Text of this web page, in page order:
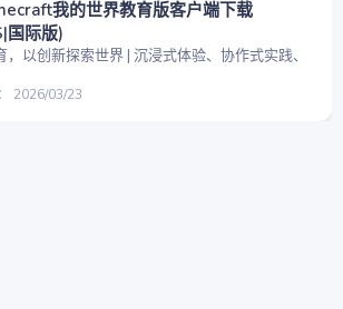
我的世界教育版客户端下载
国际版)
，以创新探索世界 | 沉浸式体验、协作式实践、
2026/03/23